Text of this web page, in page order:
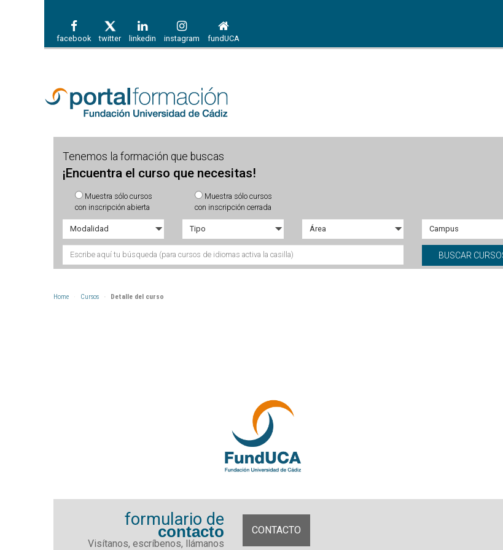
facebook twitter linkedin instagram fundUCA
Tenemos la formación que buscas
¡Encuentra el curso que necesitas!
Muestra sólo cursos
con inscripción abierta
Muestra sólo cursos
con inscripción cerrada
Home Cursos Detalle del curso
formulario de
contacto
Visítanos, escríbenos, llámanos
CONTACTO